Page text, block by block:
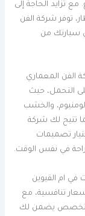
تزايد الحاجة إلى
توفر شركة الفن
سيارتك من
الفن المعماري
التحمل، حيث
والخشب
تتيح لك شركة
تصميمات
في نفس الوقت.
في ام القيوين
تنافسية، مع
يضمن لك